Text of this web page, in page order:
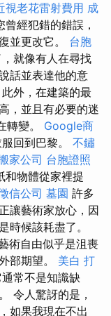
視老花雷射費用 成
經犯錯的錯誤，
並更改它。 台胞
就像有人在尋找
話並表達他的意
外，在建築的最
，並且有必要的迷
轉變。 Google商
回到巴黎。 不鏽
家公司 台胞證照
和物體從家裡提
信公司 墓園 許多
讓藝術家放心，因
時候該耗盡了。
術自由似乎是沮喪
部期望。 美白 打
常不是知識缺
令人驚訝的是，
如果我現在不出